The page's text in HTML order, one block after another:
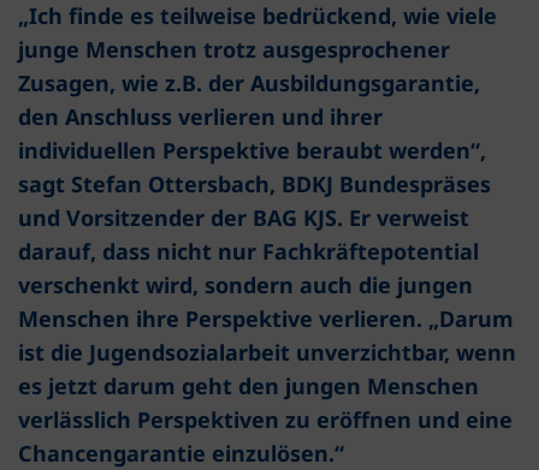
„Ich finde es teilweise bedrückend, wie viele
junge Menschen trotz ausgesprochener
Zusagen, wie z.B. der Ausbildungsgarantie,
den Anschluss verlieren und ihrer
individuellen Perspektive beraubt werden“,
sagt Stefan Ottersbach, BDKJ Bundespräses
und Vorsitzender der BAG KJS. Er verweist
darauf, dass nicht nur Fachkräftepotential
verschenkt wird, sondern auch die jungen
Menschen ihre Perspektive verlieren. „Darum
ist die Jugendsozialarbeit unverzichtbar, wenn
es jetzt darum geht den jungen Menschen
verlässlich Perspektiven zu eröffnen und eine
Chancengarantie einzulösen.“